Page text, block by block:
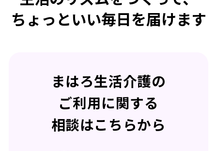
ちょっといい毎日を届けます
まはろ生活介護の
ご利用に関する
相談はこちらから